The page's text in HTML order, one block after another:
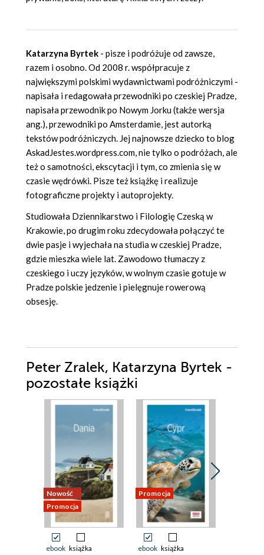
Katarzyna Byrtek - pisze i podróżuje od zawsze,
razem i osobno. Od 2008 r. współpracuje z
największymi polskimi wydawnictwami podróżniczymi -
napisała i redagowała przewodniki po czeskiej Pradze,
napisała przewodnik po Nowym Jorku (także wersja
ang.), przewodniki po Amsterdamie, jest autorką
tekstów podróżniczych. Jej najnowsze dziecko to blog
AskadJestes.wordpress.com, nie tylko o podróżach, ale
też o samotności, ekscytacji i tym, co zmienia się w
czasie wędrówki. Pisze też książkę i realizuje
fotograficzne projekty i autoprojekty.
Studiowała Dziennikarstwo i Filologię Czeską w
Krakowie, po drugim roku zdecydowała połączyć te
dwie pasje i wyjechała na studia w czeskiej Pradze,
gdzie mieszka wiele lat. Zawodowo tłumaczy z
czeskiego i uczy języków, w wolnym czasie gotuje w
Pradze polskie jedzenie i pielęgnuje rowerową
obsesję.
Peter Zralek, Katarzyna Byrtek -
pozostałe książki
Nowość
Promocja
ebook książka
Promocja
ebook książka